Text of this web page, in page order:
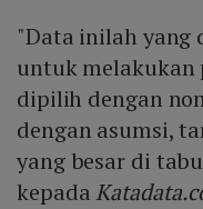
"Data inilah yang
untuk melakukan
dipilih dengan
dengan asumsi,
yang besar di
kepada